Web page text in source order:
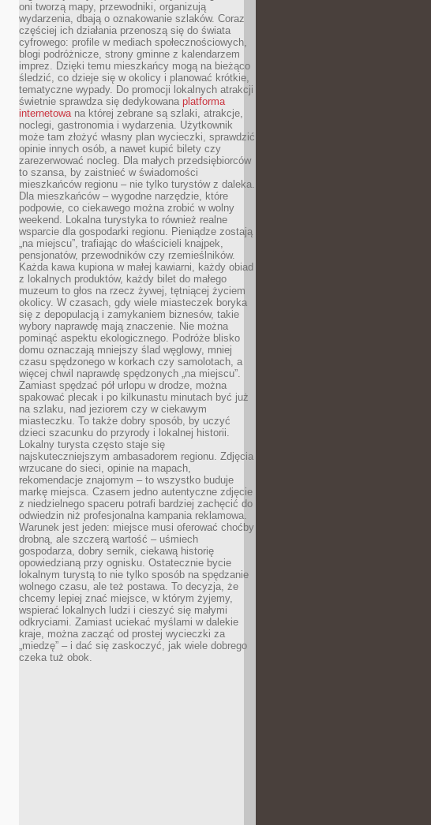
oni tworzą mapy, przewodniki, organizują
wydarzenia, dbają o oznakowanie szlaków. Coraz
częściej ich działania przenoszą się do świata
cyfrowego: profile w mediach społecznościowych,
blogi podróżnicze, strony gminne z kalendarzem
imprez. Dzięki temu mieszkańcy mogą na bieżąco
śledzić, co dzieje się w okolicy i planować krótkie,
tematyczne wypady. Do promocji lokalnych atrakcji
świetnie sprawdza się dedykowana platforma
internetowana której zebrane są szlaki, atrakcje,
noclegi, gastronomia i wydarzenia. Użytkownik
może tam złożyć własny plan wycieczki, sprawdzić
opinie innych osób, a nawet kupić bilety czy
zarezerwować nocleg. Dla małych przedsiębiorców
to szansa, by zaistnieć w świadomości
mieszkańców regionu – nie tylko turystów z daleka.
Dla mieszkańców – wygodne narzędzie, które
podpowie, co ciekawego można zrobić w wolny
weekend. Lokalna turystyka to również realne
wsparcie dla gospodarki regionu. Pieniądze zostają
„na miejscu”, trafiając do właścicieli knajpek,
pensjonatów, przewodników czy rzemieślników.
Każda kawa kupiona w małej kawiarni, każdy obiad
z lokalnych produktów, każdy bilet do małego
muzeum to głos na rzecz żywej, tętniącej życiem
okolicy. W czasach, gdy wiele miasteczek boryka
się z depopulacją i zamykaniem biznesów, takie
wybory naprawdę mają znaczenie. Nie można
pominąć aspektu ekologicznego. Podróże blisko
domu oznaczają mniejszy ślad węglowy, mniej
czasu spędzonego w korkach czy samolotach, a
więcej chwil naprawdę spędzonych „na miejscu”.
Zamiast spędzać pół urlopu w drodze, można
spakować plecak i po kilkunastu minutach być już
na szlaku, nad jeziorem czy w ciekawym
miasteczku. To także dobry sposób, by uczyć
dzieci szacunku do przyrody i lokalnej historii.
Lokalny turysta często staje się
najskuteczniejszym ambasadorem regionu. Zdjęcia
wrzucane do sieci, opinie na mapach,
rekomendacje znajomym – to wszystko buduje
markę miejsca. Czasem jedno autentyczne zdjęcie
z niedzielnego spaceru potrafi bardziej zachęcić do
odwiedzin niż profesjonalna kampania reklamowa.
Warunek jest jeden: miejsce musi oferować choćby
drobną, ale szczerą wartość – uśmiech
gospodarza, dobry sernik, ciekawą historię
opowiedzianą przy ognisku. Ostatecznie bycie
lokalnym turystą to nie tylko sposób na spędzanie
wolnego czasu, ale też postawa. To decyzja, że
chcemy lepiej znać miejsce, w którym żyjemy,
wspierać lokalnych ludzi i cieszyć się małymi
odkryciami. Zamiast uciekać myślami w dalekie
kraje, można zacząć od prostej wycieczki za
„miedzę” – i dać się zaskoczyć, jak wiele dobrego
czeka tuż obok.